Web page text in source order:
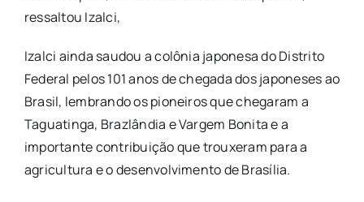
ressaltou Izalci,
Izalci ainda saudou a colônia japonesa do Distrito
Federal pelos 101 anos de chegada dos japoneses ao
Brasil, lembrando os pioneiros que chegaram a
Taguatinga, Brazlândia e Vargem Bonita e a
importante contribuição que trouxeram para a
agricultura e o desenvolvimento de Brasília.